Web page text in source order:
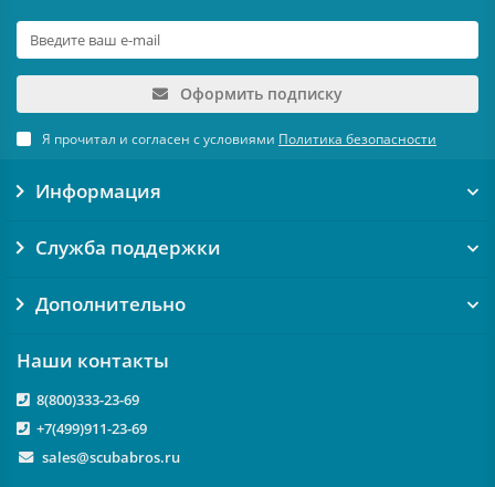
Оформить подписку
Я прочитал и согласен с условиями Политика безопасности
Информация
Служба поддержки
Дополнительно
Наши контакты
8(800)333-23-69
+7(499)911-23-69
sales@scubabros.ru